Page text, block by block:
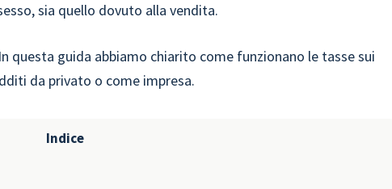
sia quello dovuto alla vendita.
questa guida abbiamo chiarito come funzionano le tasse sui
da privato o come impresa.
Indice